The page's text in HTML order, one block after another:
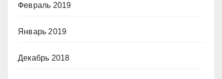
Февраль 2019
Январь 2019
Декабрь 2018